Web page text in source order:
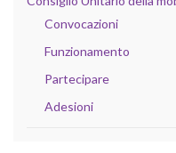
Convocazioni
Funzionamento
Partecipare
Adesioni